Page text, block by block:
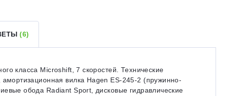
(6)
класса Microshift, 7 скоростей. Технические
вилка Hagen ES-245-2 (пружинно-
обода Radiant Sport, дисковые гидравлические